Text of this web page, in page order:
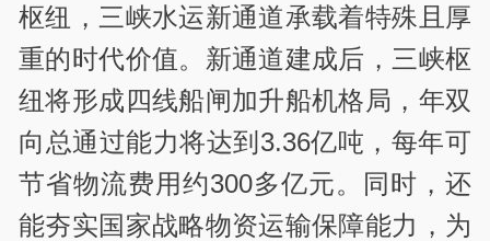
枢纽，三峡水运新通道承载着特殊且厚
重的时代价值。新通道建成后，三峡枢
纽将形成四线船闸加升船机格局，年双
向总通过能力将达到3.36亿吨，每年可
节省物流费用约300多亿元。同时，还
能夯实国家战略物资运输保障能力，为